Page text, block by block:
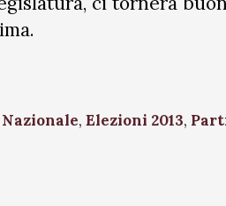
, Elezioni 2013,